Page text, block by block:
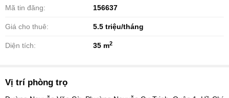
Mã tin đăng: 156637
Giá cho thuê: 5.5 triệu/tháng
Diện tích: 35 m2
Vị trí phòng trọ